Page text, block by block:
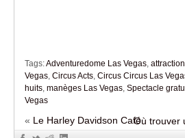
Tags:Adventuredome Las Vegas
Vegas Circus Acts Circus Circus Las
huits manèges Las Vegas Spectacle
Vegas
« Le Harley Davidson CaféOù trouver